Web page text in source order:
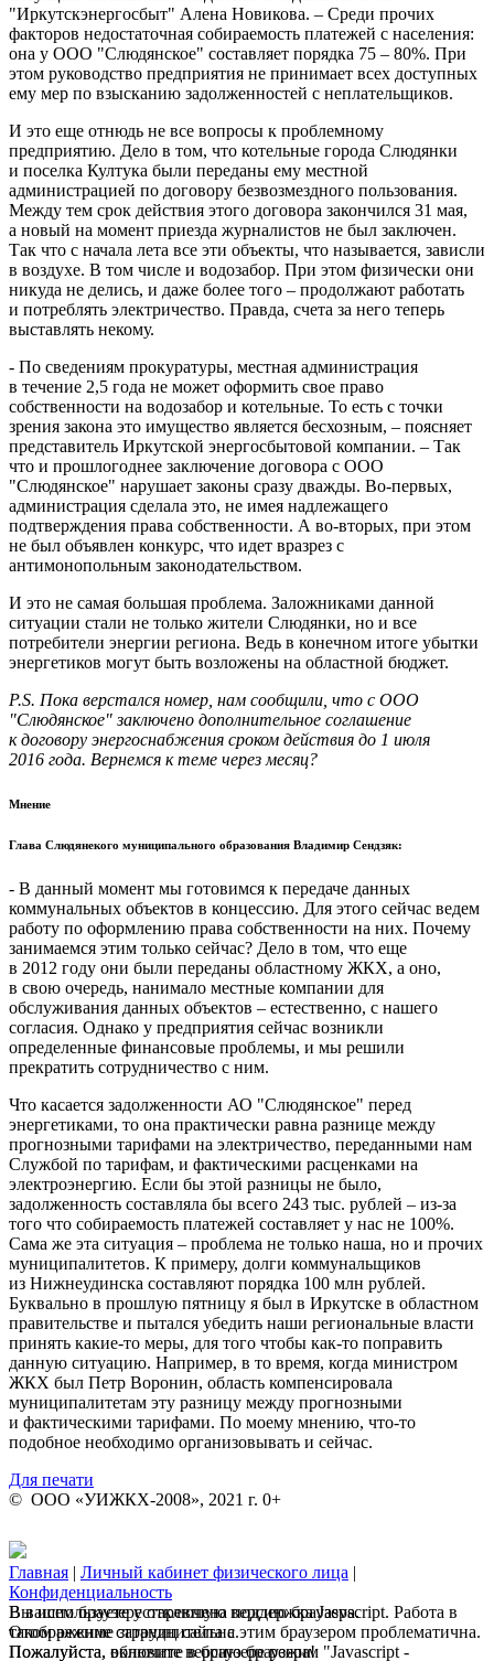
"Иркутскэнергосбыт" Алена Новикова. – Среди прочих
факторов недостаточная собираемость платежей с населения:
она у ООО "Слюдянское" составляет порядка 75 – 80%. При
этом руководство предприятия не принимает всех доступных
ему мер по взысканию задолженностей с неплательщиков.
И это еще отнюдь не все вопросы к проблемному
предприятию. Дело в том, что котельные города Слюдянки
и поселка Култука были переданы ему местной
администрацией по договору безвозмездного пользования.
Между тем срок действия этого договора закончился 31 мая,
а новый на момент приезда журналистов не был заключен.
Так что с начала лета все эти объекты, что называется, зависли
в воздухе. В том числе и водозабор. При этом физически они
никуда не делись, и даже более того – продолжают работать
и потреблять электричество. Правда, счета за него теперь
выставлять некому.
- По сведениям прокуратуры, местная администрация
в течение 2,5 года не может оформить свое право
собственности на водозабор и котельные. То есть с точки
зрения закона это имущество является бесхозным, – поясняет
представитель Иркутской энергосбытовой компании. – Так
что и прошлогоднее заключение договора с ООО
"Слюдянское" нарушает законы сразу дважды. Во-первых,
администрация сделала это, не имея надлежащего
подтверждения права собственности. А во-вторых, при этом
не был объявлен конкурс, что идет вразрез с
антимонопольным законодательством.
И это не самая большая проблема. Заложниками данной
ситуации стали не только жители Слюдянки, но и все
потребители энергии региона. Ведь в конечном итоге убытки
энергетиков могут быть возложены на областной бюджет.
P.S. Пока верстался номер, нам сообщили, что с ООО
"Слюдянское" заключено дополнительное соглашение
к договору энергоснабжения сроком действия до 1 июля
2016 года. Вернемся к теме через месяц?
Мнение
Глава Слюдянекого муниципального образования Владимир Сендзяк:
- В данный момент мы готовимся к передаче данных
коммунальных объектов в концессию. Для этого сейчас ведем
работу по оформлению права собственности на них. Почему
занимаемся этим только сейчас? Дело в том, что еще
в 2012 году они были переданы областному ЖКХ, а оно,
в свою очередь, нанимало местные компании для
обслуживания данных объектов – естественно, с нашего
согласия. Однако у предприятия сейчас возникли
определенные финансовые проблемы, и мы решили
прекратить сотрудничество с ним.
Что касается задолженности АО "Слюдянское" перед
энергетиками, то она практически равна разнице между
прогнозными тарифами на электричество, переданными нам
Службой по тарифам, и фактическими расценками на
электроэнергию. Если бы этой разницы не было,
задолженность составляла бы всего 243 тыс. рублей – из-за
того что собираемость платежей составляет у нас не 100%.
Сама же эта ситуация – проблема не только наша, но и прочих
муниципалитетов. К примеру, долги коммунальщиков
из Нижнеудинска составляют порядка 100 млн рублей.
Буквально в прошлую пятницу я был в Иркутске в областном
правительстве и пытался убедить наши региональные власти
принять какие-то меры, для того чтобы как-то поправить
данную ситуацию. Например, в то время, когда министром
ЖКХ был Петр Воронин, область компенсировала
муниципалитетам эту разницу между прогнозными
и фактическими тарифами. По моему мнению, что-то
подобное необходимо организовывать и сейчас.
Для печати
© ООО «УИЖКХ-2008», 2021 г. 0+
Главная | Личный кабинет физического лица |
Конфиденциальность
В вашем браузере отключена поддержка Jasvscript. Работа в
таком режиме затруднительна.
Пожалуйста, включите в браузере режим "Javascript -
Вы используете устаревшую версию браузера.
Отображение страниц сайта с этим браузером проблематична.
Пожалуйста, обновите версию браузера!